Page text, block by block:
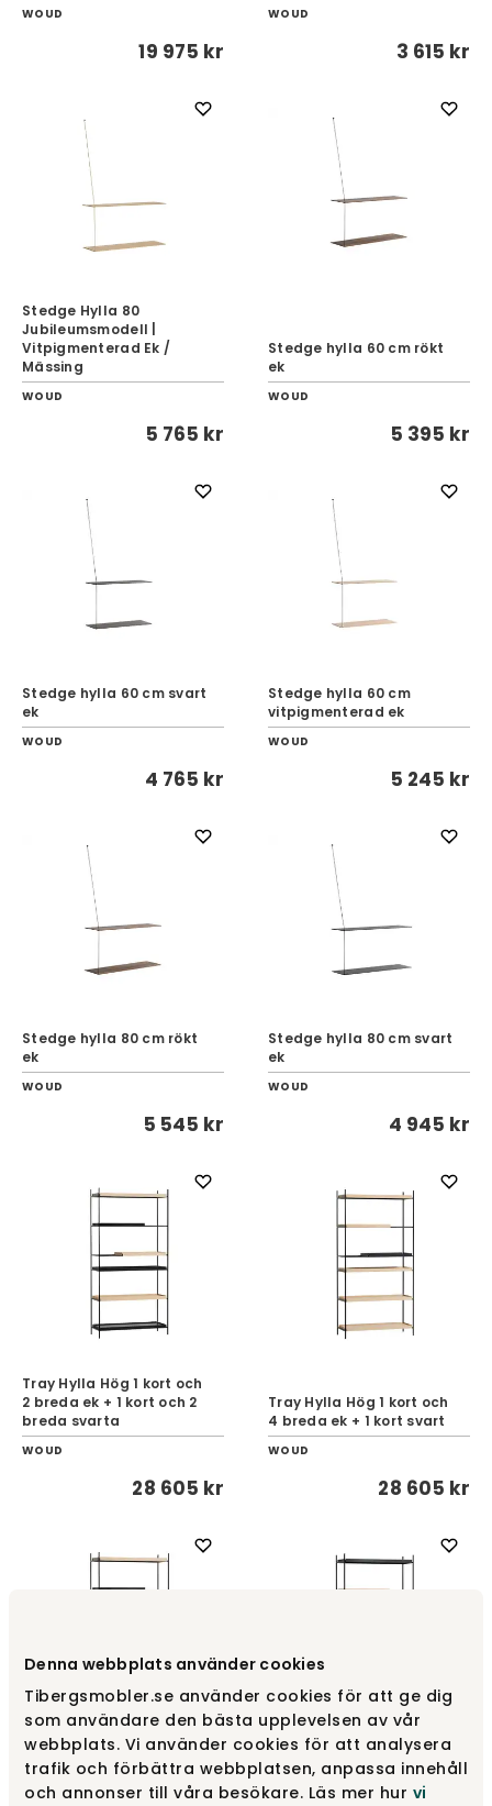
Denna webbplats använder cookies
Tibergsmobler.se använder cookies för att ge dig
som användare den bästa upplevelsen av vår
webbplats. Vi använder cookies för att analysera
trafik och förbättra webbplatsen, anpassa innehåll
och annonser till våra besökare. Läs mer hur vi
WOUD
19 975 kr
WOUD
3 615 kr
Stedge Hylla 80
Jubileumsmodell |
Vitpigmenterad Ek /
Mässing
WOUD
5 765 kr
Stedge hylla 60 cm rökt
ek
WOUD
5 395 kr
Stedge hylla 60 cm svart
ek
WOUD
4 765 kr
Stedge hylla 60 cm
vitpigmenterad ek
WOUD
5 245 kr
Stedge hylla 80 cm rökt
ek
WOUD
5 545 kr
Stedge hylla 80 cm svart
ek
WOUD
4 945 kr
Tray Hylla Hög 1 kort och
2 breda ek + 1 kort och 2
breda svarta
WOUD
28 605 kr
Tray Hylla Hög 1 kort och
4 breda ek + 1 kort svart
WOUD
28 605 kr
Tray Hylla Hög 2 breda ek
+ 2 korta och 2 breda
svarta
Tray Hylla Hög 2 korta ek
+ 4 breda ek